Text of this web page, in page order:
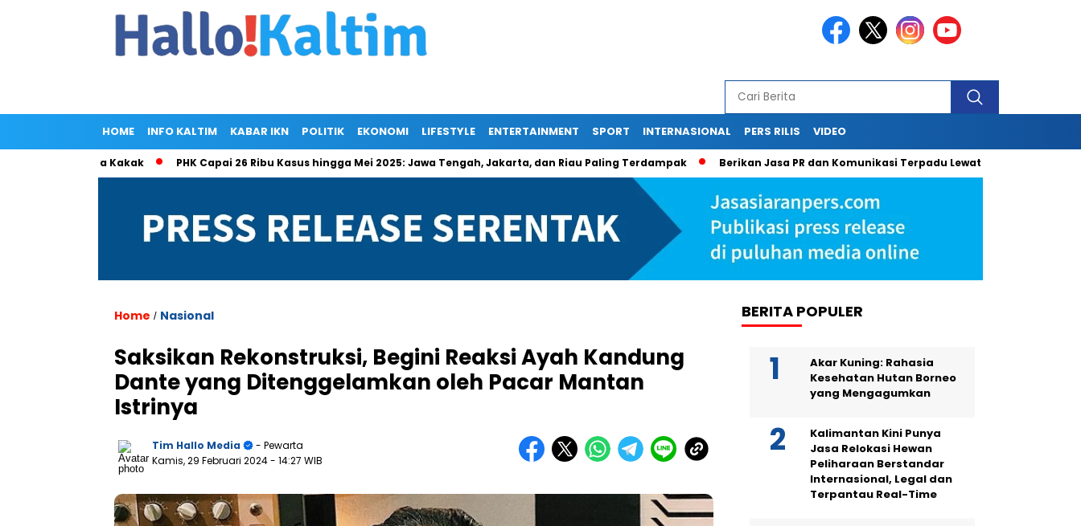
HOME INFO KALTIM KABAR IKN POLITIK EKONOMI LIFESTYLE ENTERTAINMENT SPORT INTERNASIONAL PERS RILIS VIDEO
Cuma Kakak PHK Capai 26 Ribu Kasus hingga Mei 2025: Jawa Tengah, Jakarta, dan Riau Paling Terdampak Berikan Jasa PR dan Komunikasi Terpadu Lewat Press Release,
Home / Nasional
Saksikan Rekonstruksi, Begini Reaksi Ayah Kandung
Dante yang Ditenggelamkan oleh Pacar Mantan
Istrinya
Tim Hallo Media
- Pewarta
Kamis, 29 Februari 2024- 14:27 WIB
BERITA POPULER
Akar Kuning: Rahasia
Kesehatan Hutan Borneo
yang Mengagumkan
Kalimantan Kini Punya
Jasa Relokasi Hewan
Peliharaan Berstandar
Internasional, Legal dan
Terpantau Real-Time